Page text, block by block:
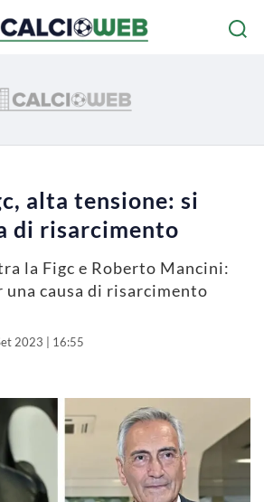
alta tensione: si
di risarcimento
la Figc e Roberto Mancini:
causa di risarcimento
2023 | 16:55